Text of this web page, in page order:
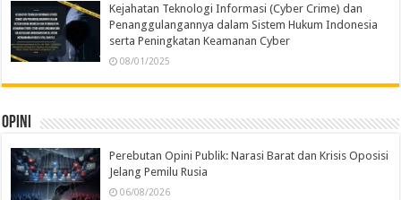
Kejahatan Teknologi Informasi (Cyber Crime) dan
Penanggulangannya dalam Sistem Hukum Indonesia
serta Peningkatan Keamanan Cyber
08/01/2025
Opini
Perebutan Opini Publik: Narasi Barat dan Krisis Oposisi
Jelang Pemilu Rusia
06/08/2026